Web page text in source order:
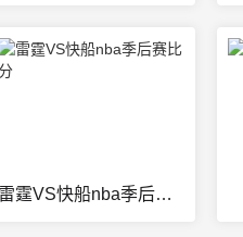
雷霆VS快船nba季后赛比分